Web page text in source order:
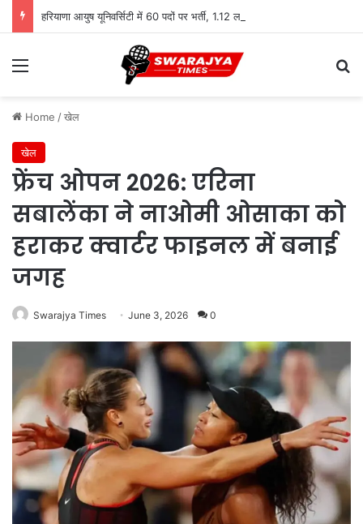
हरियाणा आयुष यूनिवर्सिटी में 60 पदों पर भर्ती, 1.12 लाख तक सैलरी
Menu
Home /खेल
खेल
फ्रेंच ओपन 2026: एरिना
सबालेंका ने नाओमी ओसाका को
हराकर क्वार्टर फाइनल में बनाई
जगह
Swarajya Times June 3, 2026 0